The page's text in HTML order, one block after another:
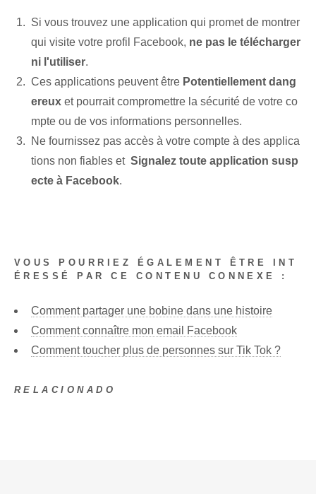
Si⁣ vous trouvez une⁢ application qui promet de montrer
qui visite votre⁢ profil Facebook⁢, ne pas le télécharger
ni l'utiliser.
Ces applications peuvent être Potentiellement dang
ereux et pourrait compromettre la sécurité de votre co
mpte ou de vos informations personnelles.
Ne fournissez pas ⁤accès​ à votre compte à des applica
tions non fiables‌ et ‌ Signalez toute application susp
ecte à Facebook.
VOUS POURRIEZ ÉGALEMENT ÊTRE INT
ÉRESSÉ PAR CE CONTENU CONNEXE :
Comment partager une bobine dans une histoire
Comment connaître mon email Facebook
Comment toucher plus de personnes sur Tik Tok ?
RELACIONADO